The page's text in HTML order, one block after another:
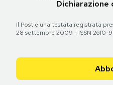
Dichiarazione
Il Post è una testata registrata
28 settembre 2009 - ISSN 2610-